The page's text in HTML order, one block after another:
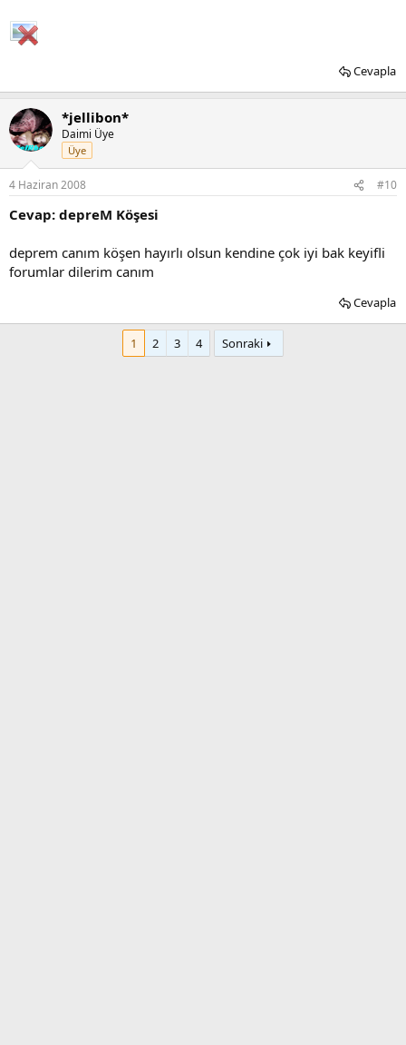
Cevapla
*jellibon*
Daimi Üye
Üye
4 Haziran 2008 #10
Cevap: depreM Köşesi
deprem canım köşen hayırlı olsun kendine çok iyi bak keyifli
forumlar dilerim canım
Cevapla
1 2 3 4 Sonraki